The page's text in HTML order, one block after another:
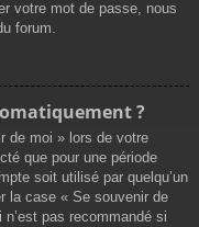
votre mot de passe, nous
forum.
?
de moi » lors de votre
que pour une période
soit utilisé par quelqu’un
la case « Se souvenir de
pas recommandé si